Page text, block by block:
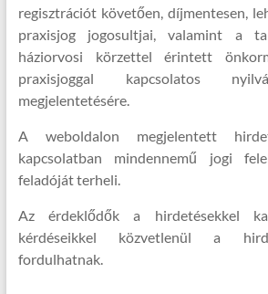
regisztrációt követően, díjmentesen,
praxisjog jogosultjai, valamint a
háziorvosi körzettel érintett
praxisjoggal kapcsolatos
megjelentetésére.
A weboldalon megjelentett
kapcsolatban mindennemű jogi
feladóját terheli.
Az érdeklődők a hirdetésekkel
kérdéseikkel közvetlenül a
fordulhatnak.